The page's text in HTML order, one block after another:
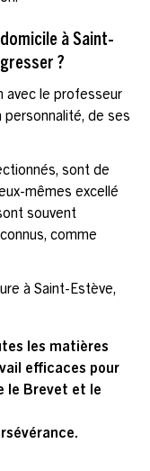
à Saint-
?
avec le professeur
personnalité, de ses
sont de
mêmes excellé
souvent
comme
à Saint-Estève,
les matières
efficaces pour
le Brevet et le